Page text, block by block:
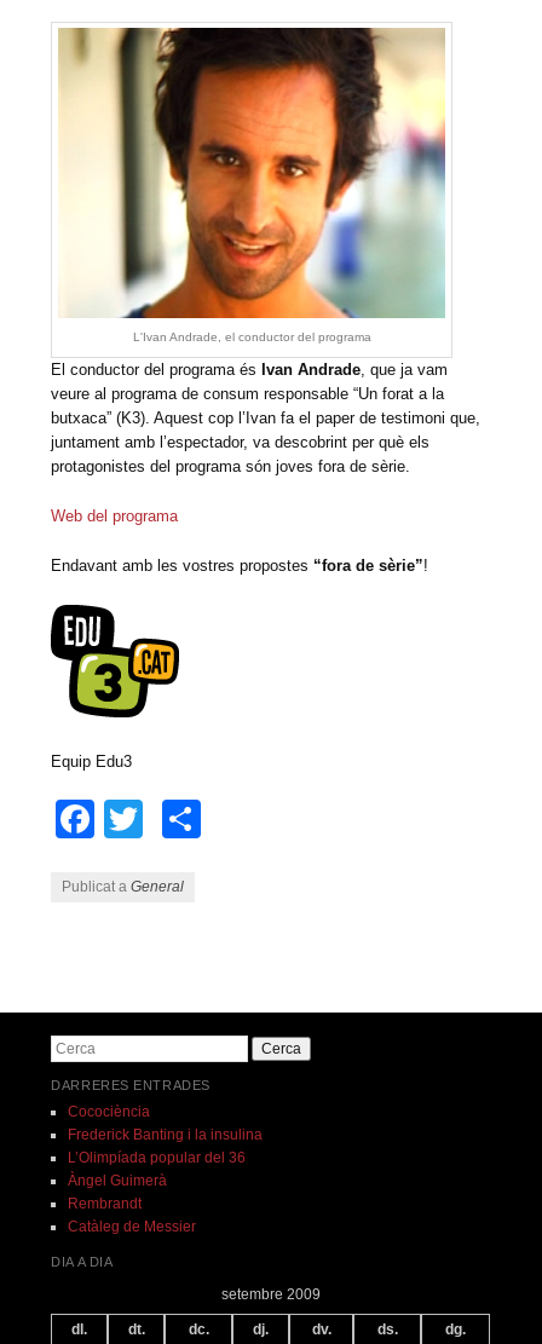
L'Ivan Andrade, el conductor del programa
El conductor del programa ésIvan Andrade , que ja vam
veure al programa de consum responsable “Un forat a la
butxaca” (K3). Aquest cop l’Ivan fa el paper de testimoni que,
juntament amb l’espectador, va descobrint per què els
protagonistes del programa són joves fora de sèrie.
Web del programa
Endavant amb les vostres propostes “fora de sèrie”!
Equip Edu3
Facebook
Twitter
Publicat aGeneral
Cerca
DARRERES ENTRADES
Cocociència
Frederick Banting i la insulina
L’Olimpíada popular del 36
Àngel Guimerà
Rembrandt
Catàleg de Messier
DIA A DIA
setembre 2009
dl. dt. dc. dj. dv. ds. dg.